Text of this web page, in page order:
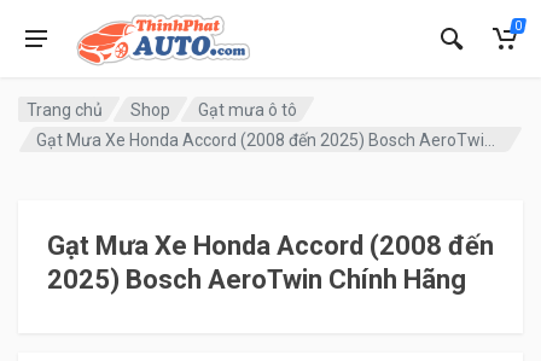
0
Trang chủ Shop
Gạt mưa ô tô
Gạt Mưa Xe Honda Accord (2008 đến
2025) Bosch AeroTwin Chính Hãng